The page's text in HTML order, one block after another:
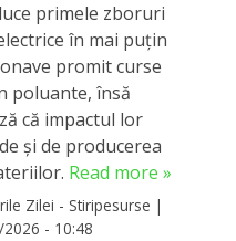
primele zboruri
în mai puțin
promit curse
poluante, însă
că impactul lor
și de producerea
Read more »
Zilei - Stiripesurse |
- 10:48